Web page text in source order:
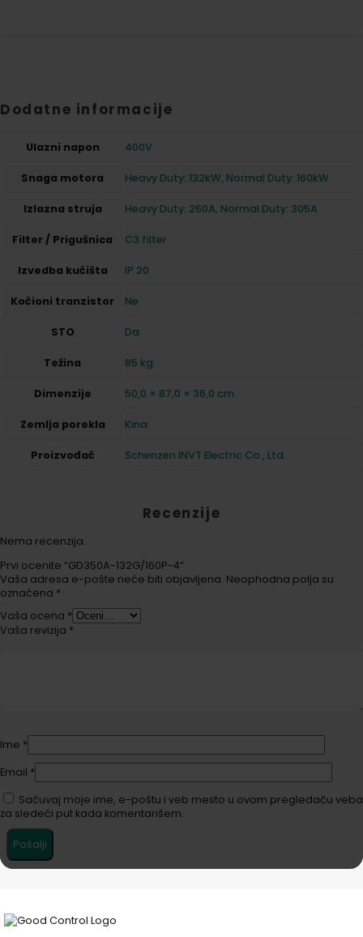
Dodatne informacije
Ulazni napon 400V
Snaga motora Heavy Duty: 132kW, Normal Duty: 160kW
Izlazna struja Heavy Duty: 260A, Normal Duty: 305A
Filter / Prigušnica C3 filter
Izvedba kućišta IP 20
Kočioni tranzistor Ne
STO Da
Težina 85 kg
Dimenzije 50,0 × 87,0 × 36,0 cm
Zemlja porekla Kina
Proizvođač Schenzen INVT Electric Co., Ltd.
Recenzije
Nema recenzija.
Prvi ocenite “GD350A-132G/160P-4”
Vaša adresa e-pošte neće biti objavljena. Neophodna polja su
označena *
Vaša ocena *
Vaša revizija *
Ime *
Email *
Sačuvaj moje ime, e-poštu i veb mesto u ovom pregledaču veba
za sledeći put kada komentarišem.